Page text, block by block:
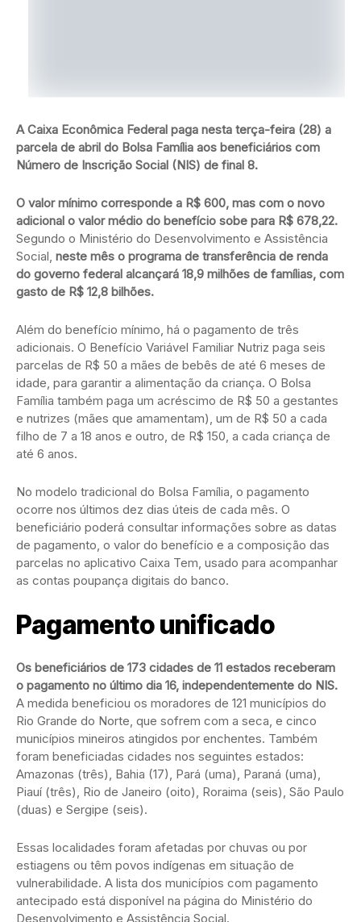
A Caixa Econômica Federal paga nesta terça-feira (28) a
parcela de abril do Bolsa Família aos beneficiários com
Número de Inscrição Social (NIS) de final 8.
O valor mínimo corresponde a R$ 600, mas com o novo
adicional o valor médio do benefício sobe para R$ 678,22.
Segundo o Ministério do Desenvolvimento e Assistência
Social, neste mês o programa de transferência de renda
do governo federal alcançará 18,9 milhões de famílias, com
gasto de R$ 12,8 bilhões.
Além do benefício mínimo, há o pagamento de três
adicionais. O Benefício Variável Familiar Nutriz paga seis
parcelas de R$ 50 a mães de bebês de até 6 meses de
idade, para garantir a alimentação da criança. O Bolsa
Família também paga um acréscimo de R$ 50 a gestantes
e nutrizes (mães que amamentam), um de R$ 50 a cada
filho de 7 a 18 anos e outro, de R$ 150, a cada criança de
até 6 anos.
No modelo tradicional do Bolsa Família, o pagamento
ocorre nos últimos dez dias úteis de cada mês. O
beneficiário poderá consultar informações sobre as datas
de pagamento, o valor do benefício e a composição das
parcelas no aplicativo Caixa Tem, usado para acompanhar
as contas poupança digitais do banco.
Pagamento unificado
Os beneficiários de 173 cidades de 11 estados receberam
o pagamento no último dia 16, independentemente do NIS.
A medida beneficiou os moradores de 121 municípios do
Rio Grande do Norte, que sofrem com a seca, e cinco
municípios mineiros atingidos por enchentes. Também
foram beneficiadas cidades nos seguintes estados:
Amazonas (três), Bahia (17), Pará (uma), Paraná (uma),
Piauí (três), Rio de Janeiro (oito), Roraima (seis), São Paulo
(duas) e Sergipe (seis).
Essas localidades foram afetadas por chuvas ou por
estiagens ou têm povos indígenas em situação de
vulnerabilidade. A lista dos municípios com pagamento
antecipado está disponível na página do Ministério do
Desenvolvimento e Assistência Social.